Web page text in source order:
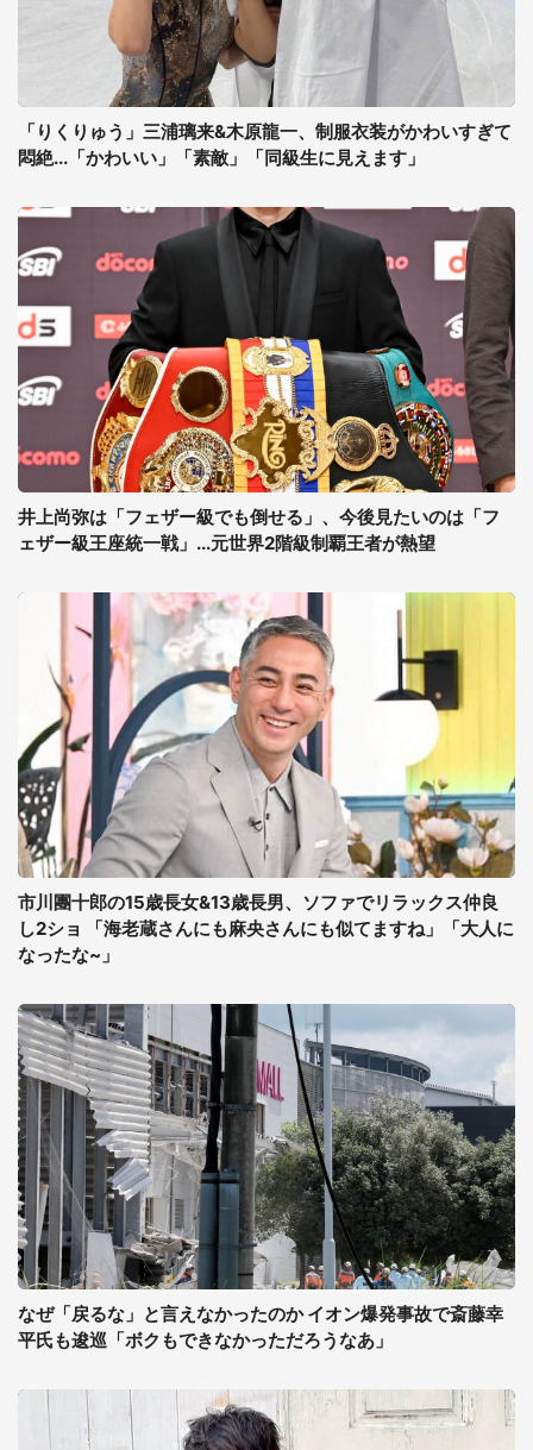
「りくりゅう」三浦璃来&木原龍一、制服衣装がかわいすぎて
悶絶...「かわいい」「素敵」「同級生に見えます」
井上尚弥は「フェザー級でも倒せる」、今後見たいのは「フ
ェザー級王座統一戦」...元世界2階級制覇王者が熱望
市川團十郎の15歳長女&13歳長男、ソファでリラックス仲良
し2ショ 「海老蔵さんにも麻央さんにも似てますね」「大人に
なったな~」
なぜ「戻るな」と言えなかったのか イオン爆発事故で斎藤幸
平氏も逡巡「ボクもできなかっただろうなあ」